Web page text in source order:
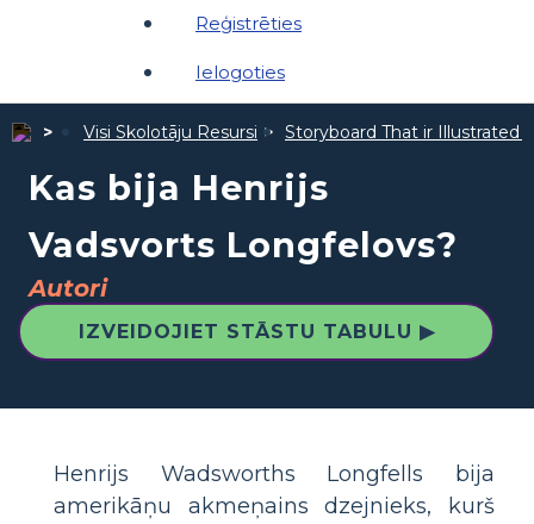
Reģistrēties
Ielogoties
Visi Skolotāju Resursi Storyboard That ir Illustrated
Kas bija Henrijs
Vadsvorts Longfelovs?
Autori
IZVEIDOJIET STĀSTU TABULU ▶
Henrijs Wadsworths Longfells bija
amerikāņu akmeņains dzejnieks, kurš